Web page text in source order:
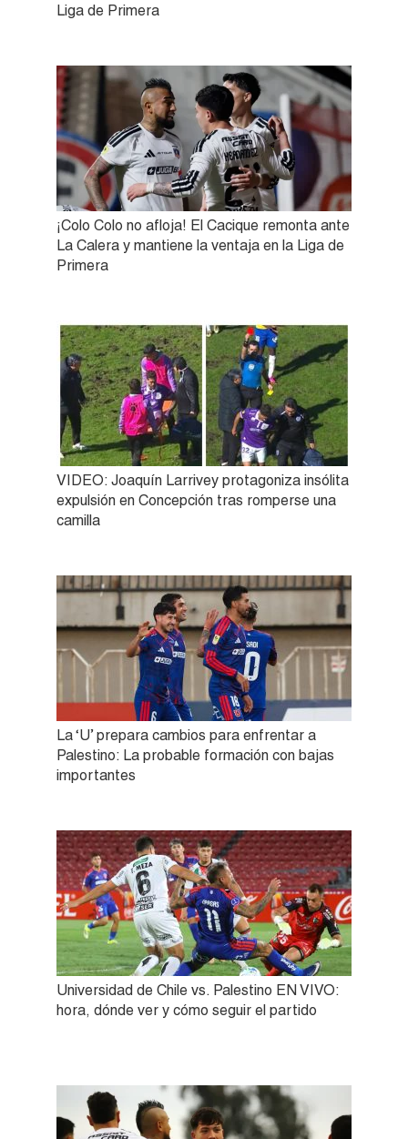
Liga de Primera
¡Colo Colo no afloja! El Cacique remonta ante
La Calera y mantiene la ventaja en la Liga de
Primera
VIDEO: Joaquín Larrivey protagoniza insólita
expulsión en Concepción tras romperse una
camilla
La ‘U’ prepara cambios para enfrentar a
Palestino: La probable formación con bajas
importantes
Universidad de Chile vs. Palestino EN VIVO:
hora, dónde ver y cómo seguir el partido